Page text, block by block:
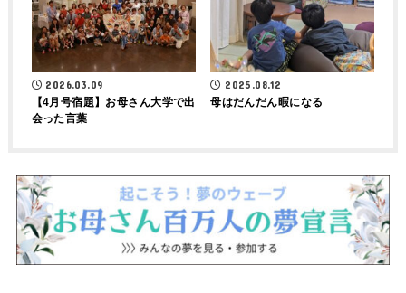
2026.03.09
【4月号宿題】お母さん大学で出
会った言葉
2025.08.12
母はだんだん暇になる